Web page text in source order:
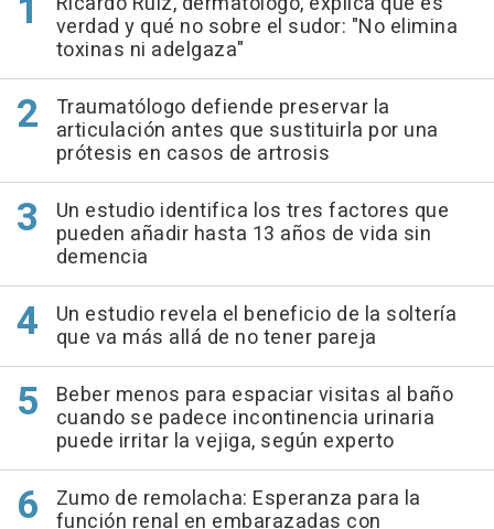
verdad y qué no sobre el sudor: "No elimina
toxinas ni adelgaza"
Traumatólogo defiende preservar la
articulación antes que sustituirla por una
prótesis en casos de artrosis
Un estudio identifica los tres factores que
pueden añadir hasta 13 años de vida sin
demencia
Un estudio revela el beneficio de la soltería
que va más allá de no tener pareja
Beber menos para espaciar visitas al baño
cuando se padece incontinencia urinaria
puede irritar la vejiga, según experto
Zumo de remolacha: Esperanza para la
función renal en embarazadas con